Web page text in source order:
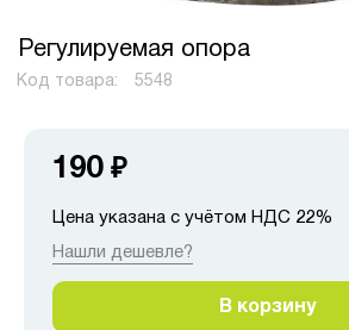
Регулируемая опора
Код товара: 5548
190 ₽
Цена указана с учётом НДС 22%
Нашли дешевле?
В корзину